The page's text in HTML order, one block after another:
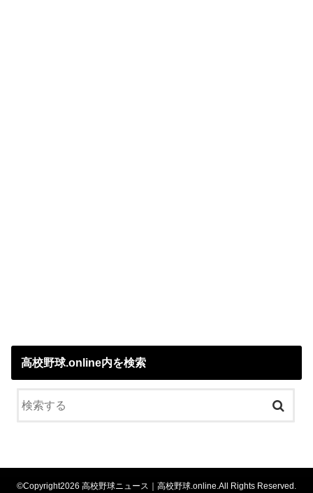
高校野球.online内を検索
©Copyright2026 高校野球ニュース｜高校野球.online .All Rights Reserved.